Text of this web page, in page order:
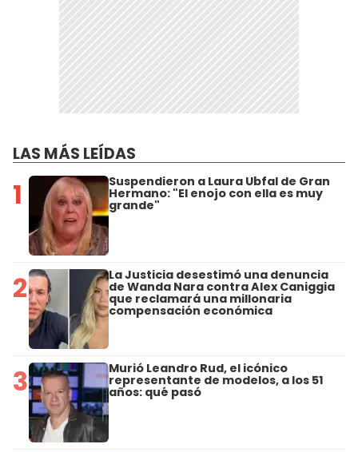
LAS MÁS LEÍDAS
1 Suspendieron a Laura Ubfal de Gran
Hermano: "El enojo con ella es muy
grande"
2 La Justicia desestimó una denuncia
de Wanda Nara contra Alex Caniggia
que reclamará una millonaria
compensación económica
3 Murió Leandro Rud, el icónico
representante de modelos, a los 51
años: qué pasó